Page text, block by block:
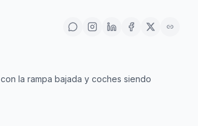
la rampa bajada y coches siendo